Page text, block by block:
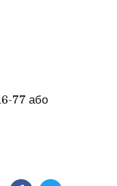
77 або